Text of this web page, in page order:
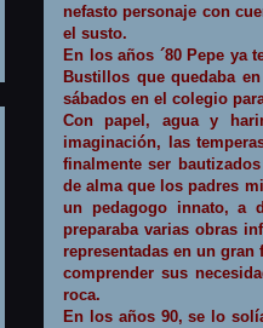
nefasto personaje con
el susto.
En los años ´80 Pepe ya
Bustillos que quedaba
sábados en el colegio
Con papel, agua y
imaginación, las
finalmente ser
de alma que los padres
un pedagogo innato, a
preparaba varias obras
representadas en un
comprender sus
roca.
En los años 90, se lo